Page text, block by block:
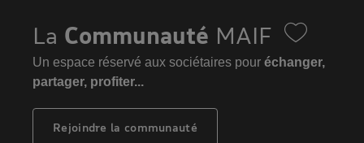
La Communauté MAIF
Un espace réservé aux sociétaires pour échanger,
partager, profiter...
Rejoindre la communauté